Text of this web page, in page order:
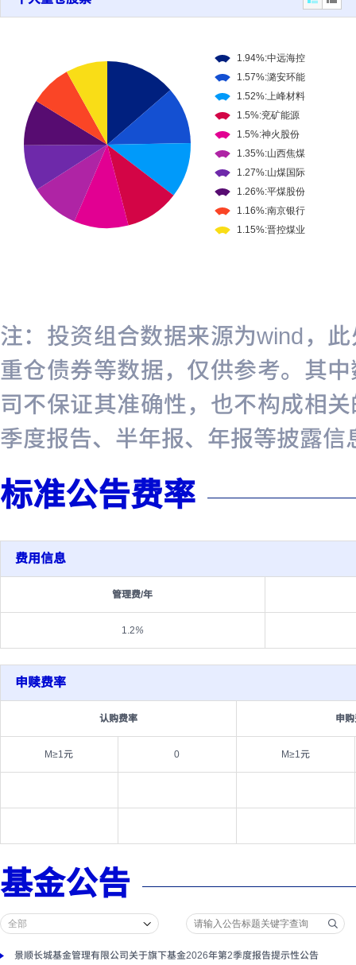
注：投资组合数据来源为wind，
重仓债券等数据，仅供参考。其
司不保证其准确性，也不构成相
季度报告、半年报、年报等披露信
标准公告费率
费用信息
管理费/年
1.2%
申赎费率
认购费率 申
M≥1元 0 M≥1元
基金公告
景顺长城基金管理有限公司关于旗下基金2026年第2季度报告提示性公告